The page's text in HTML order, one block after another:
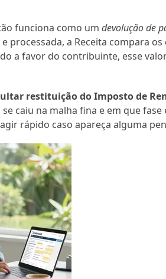
funciona como umdevolução de
processada, a Receita compara
a favor do contribuinte, esse
restituição do Imposto de
caiu na malha fina e em que
rápido caso apareça alguma